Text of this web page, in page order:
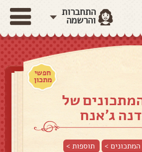
התחברות
והרשמה
חפשי
מתכון
של
ג'אנח
> תוספות>